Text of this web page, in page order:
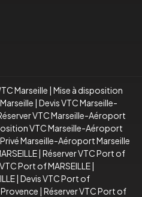
Marseille | Mise à disposition
| Devis VTC Marseille-
VTC Marseille-Aéroport
VTC Marseille-Aéroport
Marseille-Aéroport Marseille
| Réserver VTC Port of
Port of MARSEILLE|
| Devis VTC Port of
| Réserver VTC Port of